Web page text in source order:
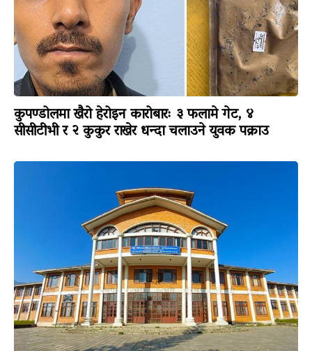
कुपण्डोलमा खैरो हेरोइन कारोबारः ३ फलामे गेट, ४
सीसीटीभी र २ कुकुर राखेर धन्दा चलाउने युवक पक्राउ